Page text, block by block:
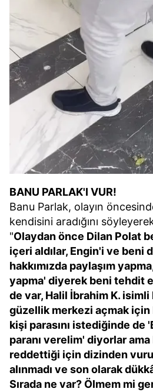
BANU PARLAK'I VUR!
Banu Parlak, olayın
kendisini aradığını
"Olaydan önce Dilan Polat
içeri aldılar, Engin'i ve beni
hakkımızda paylaşım
yapma' diyerek beni tehdit
de var, Halil İbrahim K.
güzellik merkezi açmak için
kişi parasını istediğinde de
paranı verelim' diyorlar ama
reddettiği için dizinden
alınmadı ve son olarak
Sırada ne var? Ölmem mi